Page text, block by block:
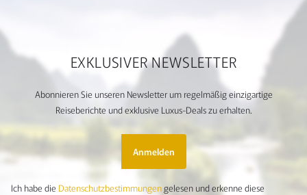
EXKLUSIVER NEWSLETTER
Abonnieren Sie unseren Newsletter um regelmäßig einzigartige
Reiseberichte und exklusive Luxus-Deals zu erhalten.
Anmelden
Ich habe die Datenschutzbestimmungengelesen und erkenne diese